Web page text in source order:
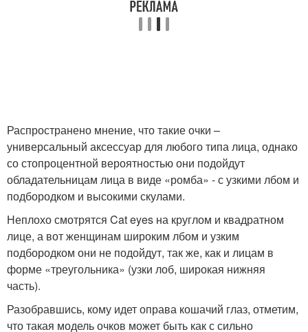
Распространено мнение, что такие очки –
универсальный аксессуар для любого типа лица, однако
со стопроцентной вероятностью они подойдут
обладательницам лица в виде «ромба» - с узкими лбом и
подбородком и высокими скулами.
Неплохо смотрятся Cat eyes на круглом и квадратном
лице, а вот женщинам широким лбом и узким
подбородком они не подойдут, так же, как и лицам в
форме «треугольника» (узки лоб, широкая нижняя
часть).
Разобравшись, кому идет оправа кошачий глаз, отметим,
что такая модель очков может быть как с сильно